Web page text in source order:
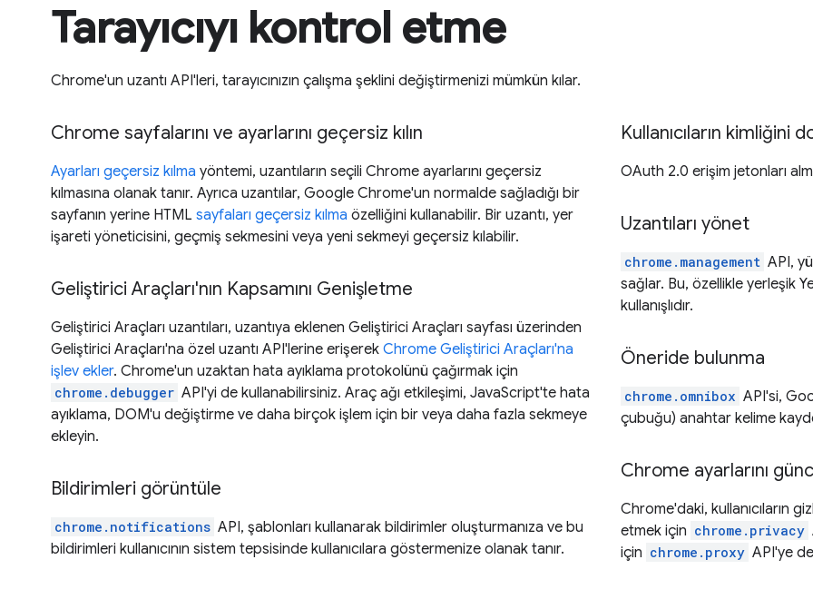
Tarayıcıyı kontrol etme
Chrome'un uzantı API'leri, tarayıcınızın çalışma şeklini değiştirmenizi mümkün kılar.
Chrome sayfalarını ve ayarlarını geçersiz kılın
Ayarları geçersiz kılma yöntemi, uzantıların seçili Chrome ayarlarını geçersiz
kılmasına olanak tanır. Ayrıca uzantılar, Google Chrome'un normalde sağladığı bir
sayfanın yerine HTML sayfaları geçersiz kılma özelliğini kullanabilir. Bir uzantı, yer
işareti yöneticisini, geçmiş sekmesini veya yeni sekmeyi geçersiz kılabilir.
Geliştirici Araçları'nın Kapsamını Genişletme
Geliştirici Araçları uzantıları, uzantıya eklenen Geliştirici Araçları sayfası üzerinden
Geliştirici Araçları'na özel uzantı API'lerine erişerek Chrome Geliştirici Araçları'na
işlev ekler. Chrome'un uzaktan hata ayıklama protokolünü çağırmak için
chrome.debugger API'yi de kullanabilirsiniz. Araç ağı etkileşimi, JavaScript'te hata
ayıklama, DOM'u değiştirme ve daha birçok işlem için bir veya daha fazla sekmeye
ekleyin.
Bildirimleri görüntüle
chrome.notifications API, şablonları kullanarak bildirimler oluşturmanıza ve bu
bildirimleri kullanıcının sistem tepsisinde kullanıcılara göstermenize olanak tanır.
Kullanıcıların kimliğini
OAuth 2.0 erişim jetonları
Uzantıları yönet
chrome.management API,
sağlar. Bu, özellikle yerleşik
kullanışlıdır.
Öneride bulunma
chrome.omnibox API'si,
çubuğu) anahtar kelime
Chrome ayarlarını
Chrome'daki, kullanıcıların
etmek için chrome.privacy
için chrome.proxy API'ye